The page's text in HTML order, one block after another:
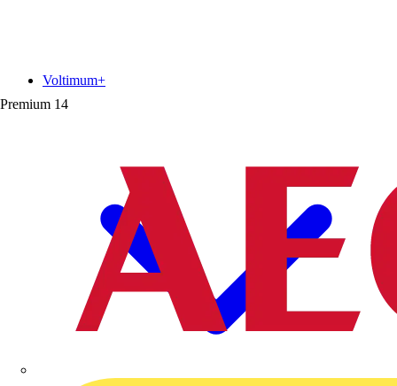
Premium 14
Voltimum+